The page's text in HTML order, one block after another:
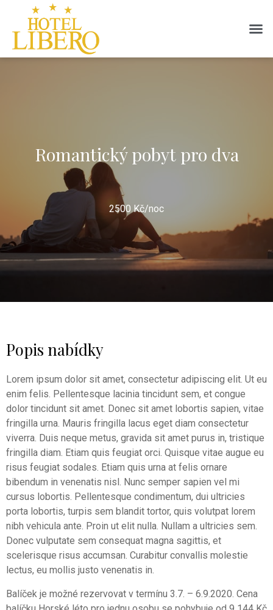
Romantický pobyt pro dva
2500 Kč/noc
Popis nabídky
Lorem ipsum dolor sit amet, consectetur adipiscing elit. Ut eu
enim felis. Pellentesque lacinia tincidunt sem, et congue
dolor tincidunt sit amet. Donec sit amet lobortis sapien, vitae
fringilla urna. Mauris fringilla lacus eget diam consectetur
viverra. Duis neque metus, gravida sit amet purus in, tristique
fringilla diam. Etiam quis feugiat orci. Quisque vitae augue eu
risus feugiat sodales. Etiam quis urna at felis ornare
bibendum in venenatis nisl. Nunc semper sapien vel mi
cursus lobortis. Pellentesque condimentum, dui ultricies
porta lobortis, turpis sem blandit tortor, quis volutpat lorem
nibh vehicula ante. Proin ut elit nulla. Nullam a ultricies sem.
Donec vulputate sem consequat magna sagittis, et
scelerisque risus accumsan. Curabitur convallis molestie
lectus, eu mollis justo venenatis in.
Balíček je možné rezervovat v termínu 3.7. – 6.9.2020. Cena